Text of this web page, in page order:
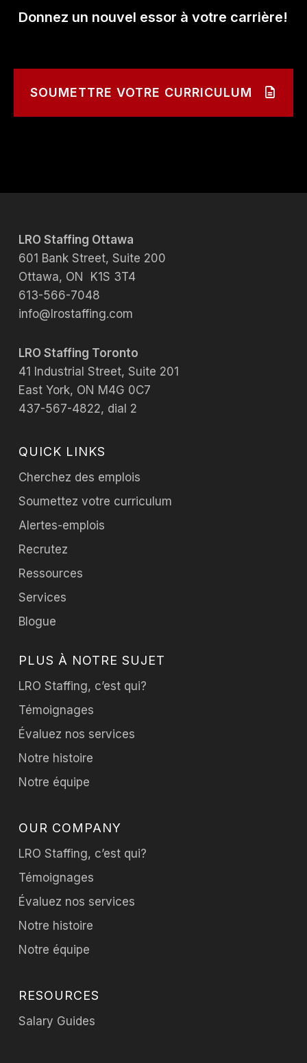
Donnez un nouvel essor à votre carrière!
SOUMETTRE VOTRE CURRICULUM
LRO Staffing Ottawa
601 Bank Street, Suite 200
Ottawa, ON K1S 3T4
613-566-7048
info@lrostaffing.com
LRO Staffing Toronto
41 Industrial Street, Suite 201
East York, ON M4G 0C7
437-567-4822, dial 2
QUICK LINKS
Cherchez des emplois
Soumettez votre curriculum
Alertes-emplois
Recrutez
Ressources
Services
Blogue
PLUS À NOTRE SUJET
LRO Staffing, c’est qui?
Témoignages
Évaluez nos services
Notre histoire
Notre équipe
OUR COMPANY
LRO Staffing, c’est qui?
Témoignages
Évaluez nos services
Notre histoire
Notre équipe
RESOURCES
Salary Guides